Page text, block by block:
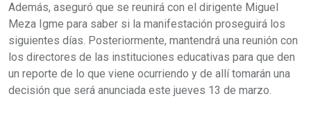
Además, aseguró que se reunirá con el dirigente Miguel
Meza Igme para saber si la manifestación proseguirá los
siguientes días. Posteriormente, mantendrá una reunión con
los directores de las instituciones educativas para que den
un reporte de lo que viene ocurriendo y de allí tomarán una
decisión que será anunciada este jueves 13 de marzo.